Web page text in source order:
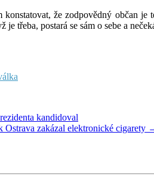
konstatovat, že zodpovědný občan
je třeba, postará se sám o sebe a
kandidoval
zakázal elektronické cigarety